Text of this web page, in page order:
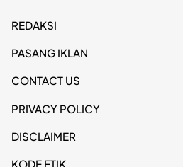
REDAKSI
PASANG IKLAN
CONTACT US
PRIVACY POLICY
DISCLAIMER
KODE ETIK